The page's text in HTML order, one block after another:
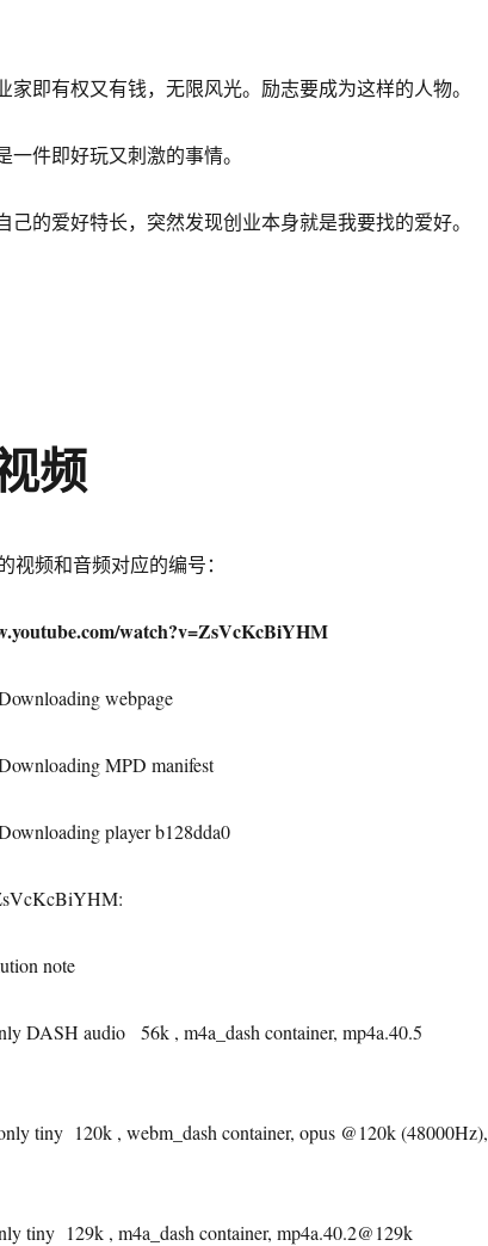
家即有权又有钱，无限风光。励志要成为这样的人物。
件即好玩又刺激的事情。
的爱好特长，突然发现创业本身就是我要找的爱好。
频
视频和音频对应的编号：
watch?v=ZsVcKcBiYHM
webpage
MPD manifest
player b128dda0
note
DASH audio
56k , m4a_dash container, mp4a.40.5
tiny 120k , webm_dash container, opus @120k (48000Hz),
tiny 129k , m4a_dash container, mp4a.40.2@129k